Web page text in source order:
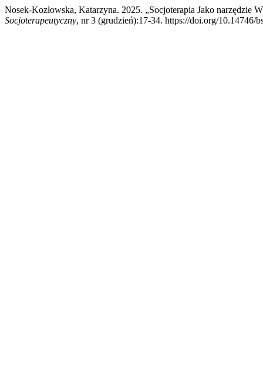
Nosek-Kozłowska, Katarzyna. 2025. „Socjoterapia Jako narzędzie
Socjoterapeutyczny, nr 3 (grudzień):17-34. https://doi.org/10.14746/